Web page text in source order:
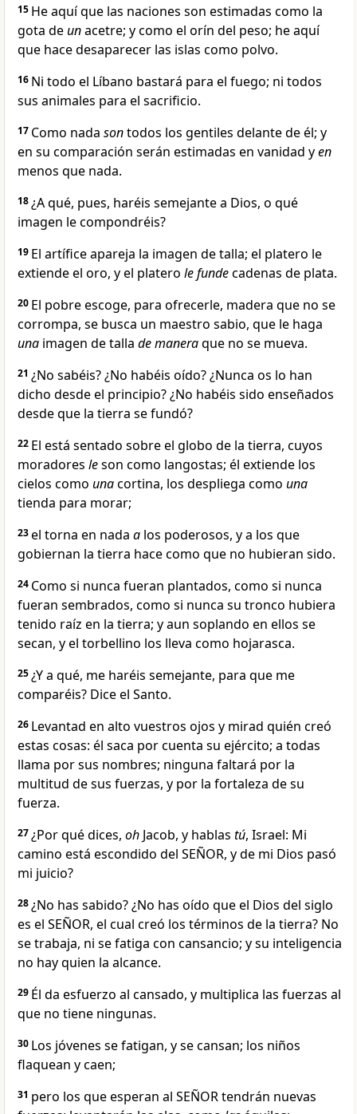
15 He aquí que las naciones son estimadas como la
gota deunacetre; y como el orín del peso; he aquí
que hace desaparecer las islas como polvo.
16 Ni todo el Líbano bastará para el fuego; ni todos
sus animales para el sacrificio.
17 Como nada sontodos los gentiles delante de él; y
en su comparación serán estimadas en vanidad yen
menos que nada.
18¿A qué, pues, haréis semejante a Dios, o qué
imagen le compondréis?
19 El artífice apareja la imagen de talla; el platero le
extiende el oro, y el platero le fundecadenas de plata.
20 El pobre escoge, para ofrecerle, madera que no se
corrompa, se busca un maestro sabio, que le haga
una imagen de talla de maneraque no se mueva.
21 ¿No sabéis? ¿No habéis oído? ¿Nunca os lo han
dicho desde el principio? ¿No habéis sido enseñados
desde que la tierra se fundó?
22 El está sentado sobre el globo de la tierra, cuyos
moradores leson como langostas; él extiende los
cielos como unacortina, los despliega como una
tienda para morar;
23el torna en nada a los poderosos, y a los que
gobiernan la tierra hace como que no hubieran sido.
24 Como si nunca fueran plantados, como si nunca
fueran sembrados, como si nunca su tronco hubiera
tenido raíz en la tierra; y aun soplando en ellos se
secan, y el torbellino los lleva como hojarasca.
25¿Y a qué, me haréis semejante, para que me
comparéis? Dice el Santo.
26 Levantad en alto vuestros ojos y mirad quién creó
estas cosas: él saca por cuenta su ejército; a todas
llama por sus nombres; ninguna faltará por la
multitud de sus fuerzas, y por la fortaleza de su
fuerza.
27¿Por qué dices, oh Jacob, y hablas tú, Israel: Mi
camino está escondido del SEÑOR, y de mi Dios pasó
mi juicio?
28¿No has sabido? ¿No has oído que el Dios del siglo
es el SEÑOR, el cual creó los términos de la tierra? No
se trabaja, ni se fatiga con cansancio; y su inteligencia
no hay quien la alcance.
29 Él da esfuerzo al cansado, y multiplica las fuerzas al
que no tiene ningunas.
30 Los jóvenes se fatigan, y se cansan; los niños
flaquean y caen;
31 pero los que esperan al SEÑOR tendrán nuevas